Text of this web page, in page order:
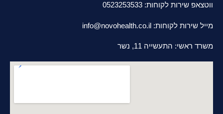
ווטצאפ שירות לקוחות: 0523253533
מייל שירות לקוחות: info@novohealth.co.il
משרד ראשי: התעשייה 11, נשר
סניפי מכירות ושירות בפריסה ארצית